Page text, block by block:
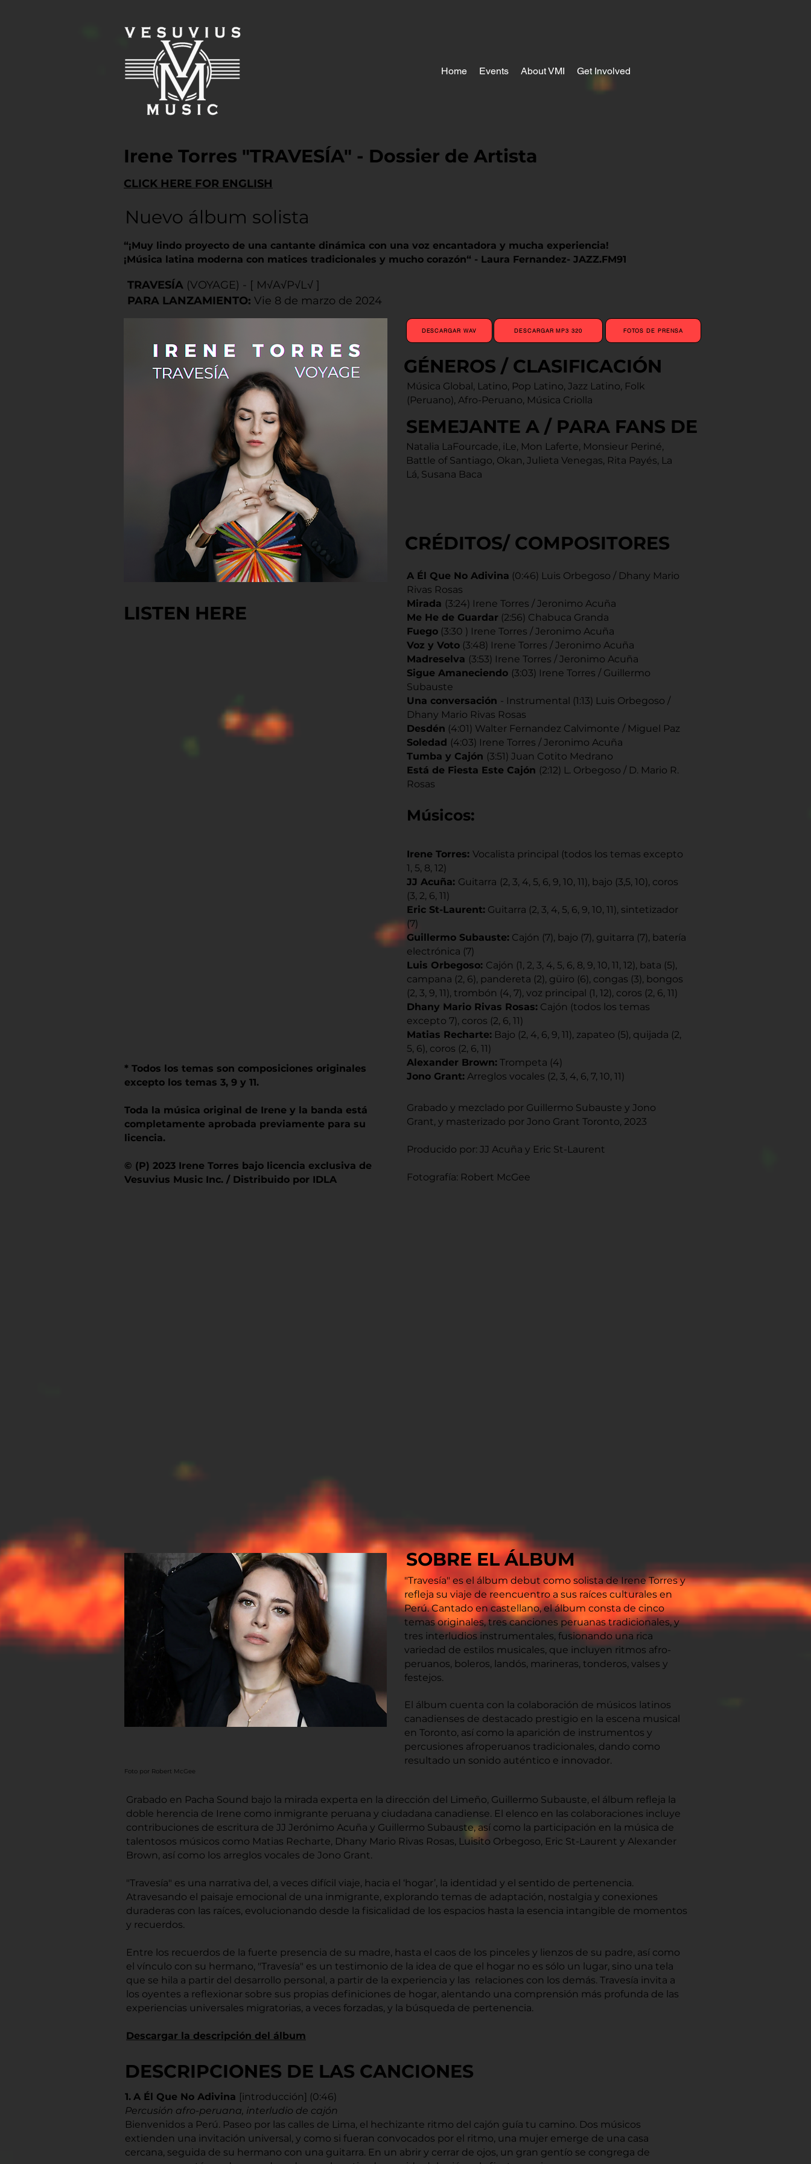
Home Events About VMI Get Involved
Irene Torres "TRAVESÍA" - Dossier de Artista
CLICK HERE FOR ENGLISH
Nuevo álbum solista
“¡Muy lindo proyecto de una cantante dinámica con una voz encantadora y mucha experiencia!
¡Música latina moderna con matices tradicionales y mucho corazón“ - Laura Fernandez- JAZZ.FM91
TRAVESÍA (VOYAGE) - [ M√A√P√L√ ]
PARA LANZAMIENTO: Vie 8 de marzo de 2024
DESCARGAR WAV DESCARGAR MP3 320 FOTOS DE PRENSA
GÉNEROS / CLASIFICACIÓN
Música Global, Latino, Pop Latino, Jazz Latino, Folk
(Peruano), Afro-Peruano, Música Criolla
SEMEJANTE A / PARA FANS DE
Natalia LaFourcade, iLe, Mon Laferte, Monsieur Periné,
Battle of Santiago, Okan, Julieta Venegas, Rita Payés, La
Lá, Susana Baca
CRÉDITOS/ COMPOSITORES
​A Él Que No Adivina (0:46) Luis Orbegoso / Dhany Mario
Rivas Rosas
Mirada (3:24) Irene Torres / Jeronimo Acuña
Me He de Guardar (2:56) Chabuca Granda
Fuego (3:30 ) Irene Torres / Jeronimo Acuña
Voz y Voto (3:48) Irene Torres / Jeronimo Acuña
Madreselva (3:53) Irene Torres / Jeronimo Acuña
Sigue Amaneciendo (3:03) Irene Torres / Guillermo
Subauste
Una conversación - Instrumental (1:13) Luis Orbegoso /
Dhany Mario Rivas Rosas
Desdén (4:01) Walter Fernandez Calvimonte / Miguel Paz
Soledad (4:03) Irene Torres / Jeronimo Acuña
Tumba y Cajón (3:51) Juan Cotito Medrano
Está de Fiesta Este Cajón (2:12) L. Orbegoso / D. Mario R.
Rosas
Músicos:
Irene Torres: Vocalista principal (todos los temas excepto
1, 5, 8, 12)
JJ Acuña: Guitarra (2, 3, 4, 5, 6, 9, 10, 11), bajo (3,5, 10), coros
(3, 2, 6, 11)
Eric St-Laurent: Guitarra (2, 3, 4, 5, 6, 9, 10, 11), sintetizador
(7)
Guillermo Subauste: Cajón (7), bajo (7), guitarra (7), batería
electrónica (7)
Luis Orbegoso: Cajón (1, 2, 3, 4, 5, 6, 8, 9, 10, 11, 12), bata (5),
campana (2, 6), pandereta (2), güiro (6), congas (3), bongos
(2, 3, 9, 11), trombón (4, 7), voz principal (1, 12), coros (2, 6, 11)
Dhany Mario Rivas Rosas: Cajón (todos los temas
excepto 7), coros (2, 6, 11)
Matias Recharte: Bajo (2, 4, 6, 9, 11), zapateo (5), quijada (2,
5, 6), coros (2, 6, 11)
Alexander Brown: Trompeta (4)
Jono Grant: Arreglos vocales (2, 3, 4, 6, 7, 10, 11)
LISTEN HERE
* Todos los temas son composiciones originales
excepto los temas 3, 9 y 11.
Toda la música original de Irene y la banda está
completamente aprobada previamente para su
licencia.
© (P) 2023 Irene Torres bajo licencia exclusiva de
Vesuvius Music Inc. / Distribuido por IDLA
Grabado y mezclado por Guillermo Subauste y Jono
Grant, y masterizado por Jono Grant Toronto, 2023
Producido por: JJ Acuña y Eric St-Laurent
Fotografía: Robert McGee
SOBRE EL ÁLBUM
"Travesía" es el álbum debut como solista de Irene Torres y
refleja su viaje de reencuentro a sus raíces culturales en
Perú. Cantado en castellano, el álbum consta de cinco
temas originales, tres canciones peruanas tradicionales, y
tres interludios instrumentales, fusionando una rica
variedad de estilos musicales, que incluyen ritmos afro-
peruanos, boleros, landós, marineras, tonderos, valses y
festejos.
El álbum cuenta con la colaboración de músicos latinos
canadienses de destacado prestigio en la escena musical
en Toronto, así como la aparición de instrumentos y
percusiones afroperuanos tradicionales, dando como
resultado un sonido auténtico e innovador.
Foto por Robert McGee
Grabado en Pacha Sound bajo la mirada experta en la dirección del Limeño, Guillermo Subauste, el álbum refleja la
doble herencia de Irene como inmigrante peruana y ciudadana canadiense. El elenco en las colaboraciones incluye
contribuciones de escritura de JJ Jerónimo Acuña y Guillermo Subauste, así como la participación en la música de
talentosos músicos como Matias Recharte, Dhany Mario Rivas Rosas, Luisito Orbegoso, Eric St-Laurent y Alexander
Brown, así como los arreglos vocales de Jono Grant.
"Travesía" es una narrativa del, a veces difícil viaje, hacia el ‘hogar’, la identidad y el sentido de pertenencia.
Atravesando el paisaje emocional de una inmigrante, explorando temas de adaptación, nostalgia y conexiones
duraderas con las raíces, evolucionando desde la fisicalidad de los espacios hasta la esencia intangible de momentos
y recuerdos.
Entre los recuerdos de la fuerte presencia de su madre, hasta el caos de los pinceles y lienzos de su padre, así como
el vínculo con su hermano, "Travesía" es un testimonio de la idea de que el hogar no es sólo un lugar, sino una tela
que se hila a partir del desarrollo personal, a partir de la experiencia y las relaciones con los demás. Travesía invita a
los oyentes a reflexionar sobre sus propias definiciones de hogar, alentando una comprensión más profunda de las
experiencias universales migratorias, a veces forzadas, y la búsqueda de pertenencia.
Descargar la descripción del álbum
DESCRIPCIONES DE LAS CANCIONES
1. A Él Que No Adivina [introducción] (0:46)
Percusión afro-peruana, interludio de cajón
Bienvenidos a Perú. Paseo por las calles de Lima, el hechizante ritmo del cajón guía tu camino. Dos músicos
extienden una invitación universal, y como si fueran convocados por el ritmo, una mujer emerge de una casa
cercana, seguida de su hermano con una guitarra. En un abrir y cerrar de ojos, un gran gentío se congrega de